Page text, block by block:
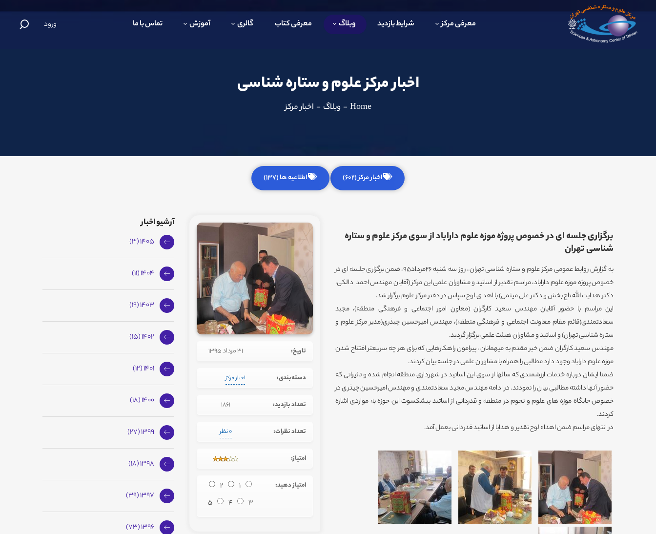
معرفی مرکز شرایط بازدید وبلاگ معرفی کتاب گالری آموزش تماس با ما ورود
اخبار مرکز علوم و ستاره شناسی
Home
- وبلاگ - اخبار مرکز
اخبار مرکز (602) اطلاعیه ها (137)
برگزاری جلسه ای در خصوص پروژه موزه علوم داراباد از سوی مرکز علوم و ستاره
شناسی تهران
به گزارش روابط عمومی مرکز علوم و ستاره شناسی تهران ، روز سه شنبه 26مرداد95، ضمن برگزاری جلسه ای در
خصوص پروژه موزه علوم داراباد، مراسم تقدیر از اساتید و مشاوران علمی این مرکز (آقایان مهندس احمد دالکی،
دکتر هدایت الله تاج بخش و دکتر علی میثمی) با اهدای لوح سپاس در دفتر مرکز علوم برگزار شد.
این مراسم با حضور آقایان مهندس سعید کارگران (معاون امور اجتماعی و فرهنگی منطقه)، مجید
سعادتمندی(قائم مقام معاونت اجتماعی و فرهنگی منطقه)، مهندس امیرحسین چیذری(مدیر مرکز علوم و
ستاره شناسی تهران) و اساتید و مشاوران هیئت علمی برگزار گردید.
مهندس سعید کارگران ضمن خیر مقدم به میهمانان ، پیرامون راهکارهایی که برای هر چه سریعتر افتتاح شدن
موزه علوم داراباد وجود دارد مطالبی را همراه با مشاوران علمی در جلسه بیان کردند.
ضمنا ایشان درباره خدمات ارزشمندی که سالها از سوی این اساتید در شهرداری منطقه انجام شده و تاثیراتی که
حضور آنها داشته مطالبی بیان را نمودند. در ادامه مهندس مجید سعادتمندی و مهندس امیرحسین چیذری در
خصوص جایگاه موزه های علوم و نجوم در منطقه و قدردانی از اساتید پیشکسوت این حوزه به مواردی اشاره
کردند.
در انتهای مراسم ضمن اهداء لوح تقدیر و هدایا از اساتید قدردانی بعمل آمد.
تاریخ: 31 مرداد 1395
دسته‌بندی: اخبار مرکز
تعداد بازدید: 1861
تعداد نظرات: 0 نظر
امتیاز:
امتیاز دهید: 1
2
3
4
5
آرشیو اخبار
1405 (3)
1404 (11)
1403 (19)
1402 (15)
1401 (12)
1400 (18)
1399 (27)
1398 (18)
1397 (39)
1396 (73)